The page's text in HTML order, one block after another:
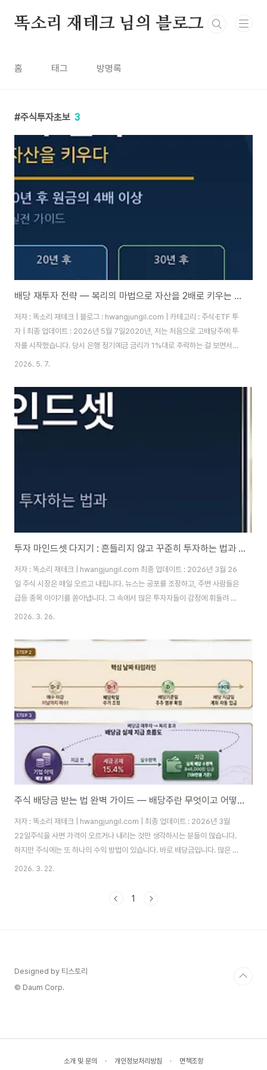
똑소리 재테크 님의 블로그
홈 태그 방명록
주식투자초보 3
배당 재투자 전략 — 복리의 마법으로 자산을 2배로 키우는 실전 가이드
저자 : 똑소리 재테크 | 블로그 : hwangjungil.com | 카테고리 : 주식·ETF 투
자 | 최종 업데이트 : 2026년 5월 7일2020년, 저는 처음으로 고배당주에 투
자를 시작했습니다. 당시 은행 정기예금 금리가 1%대로 추락하는 걸 보면서
"이건 아니다"는 생각이 들었고, 배당수익률 5%짜리 종목을 처음 매수했습니
써버렸습니다. 복리가 얼마나 무서운 무기인지 그때는 몰랐습니다.그러다
2022년, 배당금 전액을 같은 종목에 재투자하기 시작했습니다. 처음에는 별
차이가 없어 보였습니다. 그런데 3년이 지난 2025년 초, 포트폴리오를 점검
해보니 보유 주식 수가 재투자 전보다 18% 더 늘어나 있었습니다. ..
2026. 5. 7.
투자 마인드셋 다지기 : 흔들리지 않고 꾸준히 투자하는 법과 필요한 마음가짐
저자 : 똑소리 재테크 | hwangjungil.com 최종 업데이트 : 2026년 3월 26
일 주식 시장은 매일 오르고 내립니다. 뉴스는 공포를 조장하고, 주변 사람들은
급등 종목 이야기를 쏟아냅니다. 그 속에서 많은 투자자들이 감정에 휘둘려 고
점에 사고 저점에 팔고 맙니다. 왜 이런 일이 반복될까요? 바로 투자 마인드셋
지 않는 마음가짐을 다져야 합니다. 이 글은 10년 이상 주식과 ETF 투자를 직
접 경험한 필자가, 초보 투자자도 바로 실천할 수 있는 투자 마인드셋 핵심 전략
을 정리한 것입왜 대부분의 투자자는 시장에서 손실을 볼까요?대한민국 개인
투자자의 약 70% 이상이 장기적으로 시장 수익률을 밑돈다는 연구 결과가 있
2026. 3. 26.
주식 배당금 받는 법 완벽 가이드 — 배당주란 무엇이고 어떻게 받을 수 있을까?
저자 : 똑소리 재테크 | hwangjungil.com | 최종 업데이트 : 2026년 3월
22일주식을 사면 가격이 오르거나 내리는 것만 생각하시는 분들이 많습니다.
하지만 주식에는 또 하나의 수익 방법이 있습니다. 바로 배당금입니다. 많은 투
자자들이 배당금을 몰라서, 혹은 어떻게 받아야 하는지 몰라서 이 수익을 그냥
해 보는 투자를 반복하게 됩니다.실제로 한국거래소(KRX) 데이터에 따르면,
2026. 3. 22.
1
Designed by 티스토리
© Daum Corp.
소개 및 문의 · 개인정보처리방침 · 면책조항